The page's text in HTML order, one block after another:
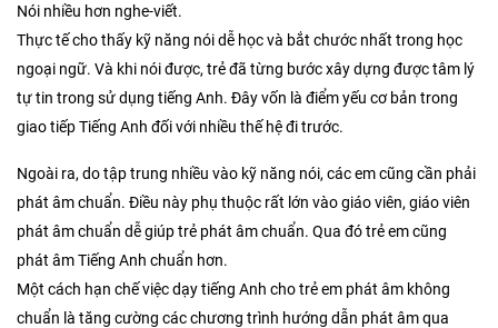
Nói nhiều hơn nghe-viết.
Thực tế cho thấy kỹ năng nói dễ học và bắt chước nhất trong học
ngoại ngữ. Và khi nói được, trẻ đã từng bước xây dựng được tâm lý
tự tin trong sử dụng tiếng Anh. Đây vốn là điểm yếu cơ bản trong
giao tiếp Tiếng Anh đối với nhiều thế hệ đi trước.
Ngoài ra, do tập trung nhiều vào kỹ năng nói, các em cũng cần phải
phát âm chuẩn. Điều này phụ thuộc rất lớn vào giáo viên, giáo viên
phát âm chuẩn dễ giúp trẻ phát âm chuẩn. Qua đó trẻ em cũng
phát âm Tiếng Anh chuẩn hơn.
Một cách hạn chế việc dạy tiếng Anh cho trẻ em phát âm không
chuẩn là tăng cường các chương trình hướng dẫn phát âm qua